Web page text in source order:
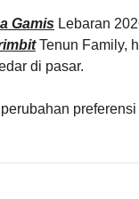
Gamis Lebaran
Tenun Family,
di pasar.
preferensi